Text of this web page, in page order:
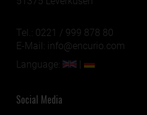
Tel.: 0221 / 999 878 80
E-Mail: info@encurio.com
Language:
Social Media